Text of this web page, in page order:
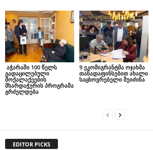
აჭარაში 100 წელს
გადაცილებული
მოქალაქეების
მხარდაჭერის პროგრამა
გრძელდება
9 ეკომიგრანტმა ოჯახმა
თანადაფინსებით ახალი
საცხოვრებელი შეიძინა
EDITOR PICKS